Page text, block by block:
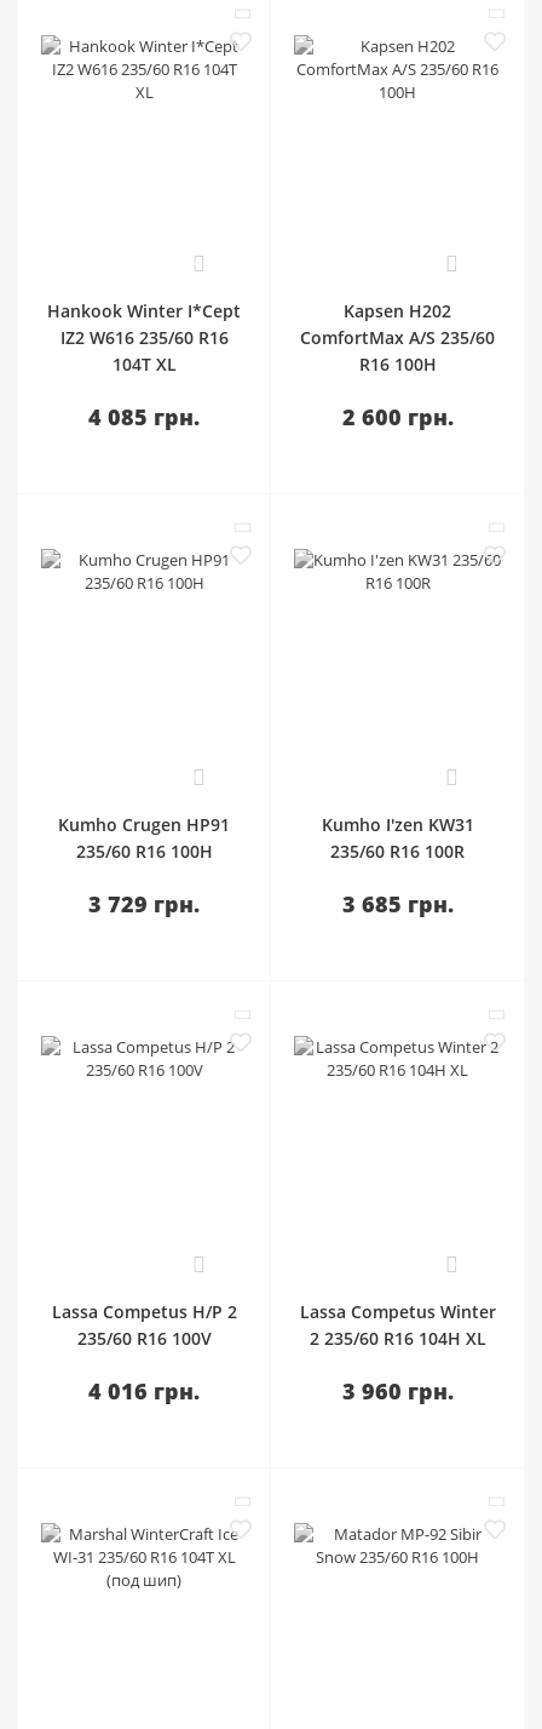
Hankook Winter I*Cept
IZ2 W616 235/60 R16
104T XL
4 085 грн.
Kapsen H202
ComfortMax A/S 235/60
R16 100H
2 600 грн.
Kumho Crugen HP91
235/60 R16 100H
3 729 грн.
Kumho I'zen KW31
235/60 R16 100R
3 685 грн.
Lassa Competus H/P 2
235/60 R16 100V
4 016 грн.
Lassa Competus Winter
2 235/60 R16 104H XL
3 960 грн.